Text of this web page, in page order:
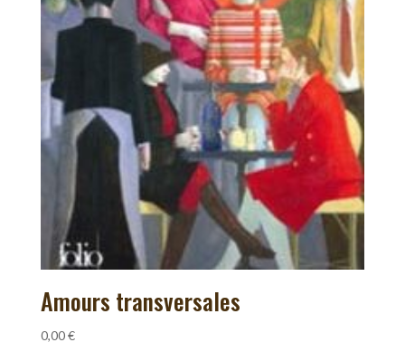
Amours transversales
0,00€